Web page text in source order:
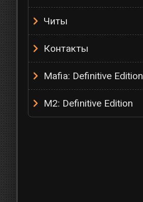
Читы
Контакты
Mafia: Definitive Edition
M2: Definitive Edition